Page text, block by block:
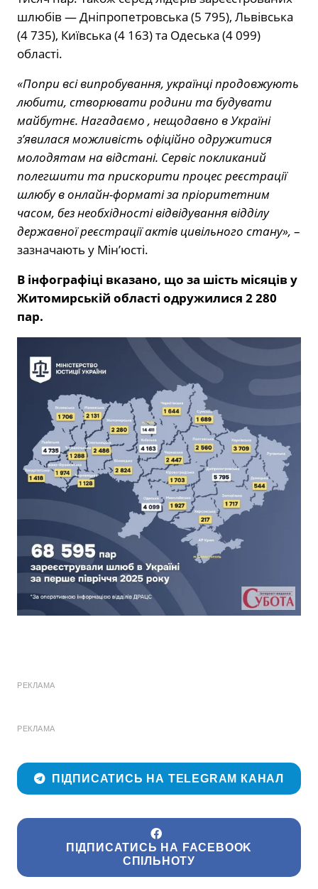
шлюбів — Дніпропетровська (5 795), Львівська
(4 735), Київська (4 163) та Одеська (4 099)
області.
«Попри всі випробування, українці продовжують
любити, створювати родини та будувати
майбутнє. Нагадаємо , нещодавно в Україні
з’явилася можливість офіційно одружитися
молодятам на відстані. Сервіс покликаний
полегшити та прискорити процес реєстрації
шлюбу в онлайн-форматі за пріоритетним
часом, без необхідності відвідування відділу
державної реєстрації актів цивільного стану», –
зазначають у Мін’юсті.
В інфографіці вказано, що за шість місяців у
Житомирській області одружилися 2 280
пар.
РЕКЛАМА
РЕКЛАМА
ПІДПИСАТИСЬ НА TELEGRAM КАНАЛ
ПІДПИСАТИСЬ НА FACEBOOK
СПІЛЬНОТУ